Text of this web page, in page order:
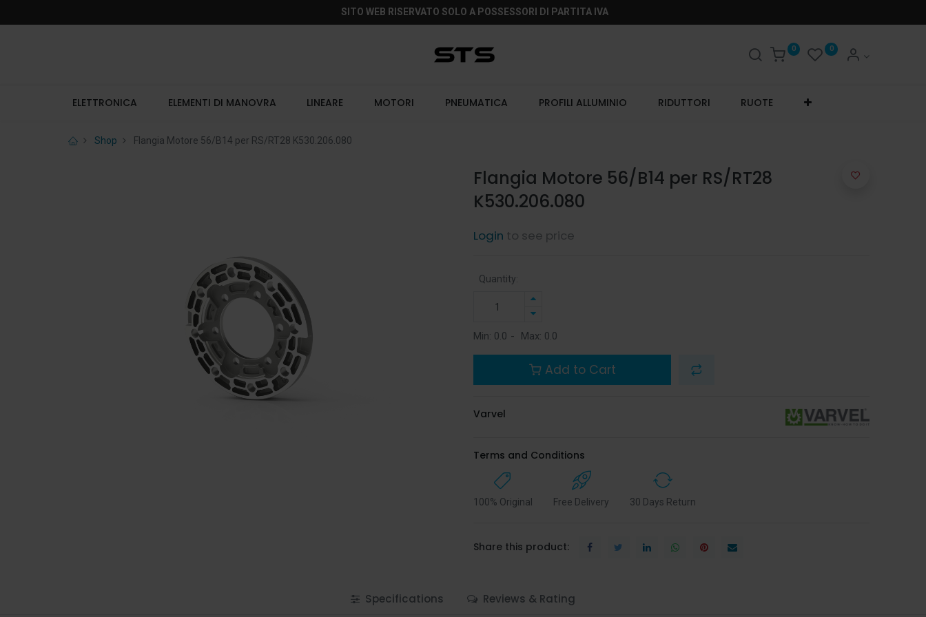
SITO WEB RISERVATO SOLO A POSSESSORI DI PARTITA IVA
0 0
ELETTRONICA ELEMENTI DI MANOVRA LINEARE MOTORI PNEUMATICA PROFILI ALLUMINIO RIDUTTORI RUOTE
Shop Flangia Motore 56/B14 per RS/RT28 K530.206.080
Flangia Motore 56/B14 per RS/RT28
K530.206.080
Login to see price
Quantity:
Min: 0.0 - Max: 0.0
Add to Cart
Varvel
Terms and Conditions
100% Original Free Delivery 30 Days Return
Share this product:
Specifications Reviews & Rating